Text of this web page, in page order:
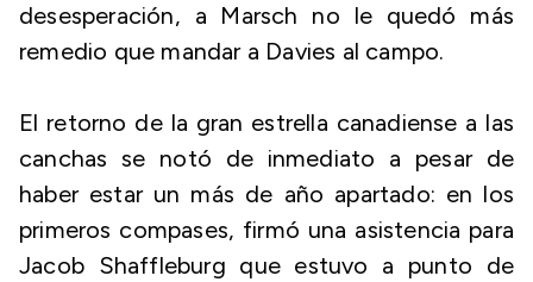
desesperación, a Marsch no le quedó más
remedio que mandar a Davies al campo.
El retorno de la gran estrella canadiense a las
canchas se notó de inmediato a pesar de
haber estar un más de año apartado: en los
primeros compases, firmó una asistencia para
Jacob Shaffleburg que estuvo a punto de